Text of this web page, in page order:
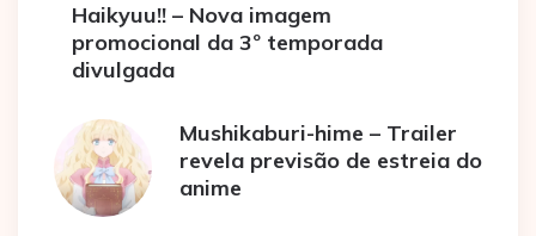
Haikyuu!! – Nova imagem
promocional da 3º temporada
divulgada
Mushikaburi-hime – Trailer
revela previsão de estreia do
anime